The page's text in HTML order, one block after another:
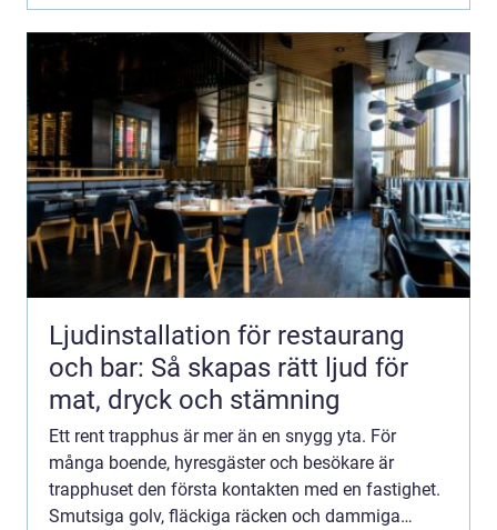
Ljudinstallation för restaurang
och bar: Så skapas rätt ljud för
mat, dryck och stämning
Ett rent trapphus är mer än en snygg yta. För
många boende, hyresgäster och besökare är
trapphuset den första kontakten med en fastighet.
Smutsiga golv, fläckiga räcken och dammiga